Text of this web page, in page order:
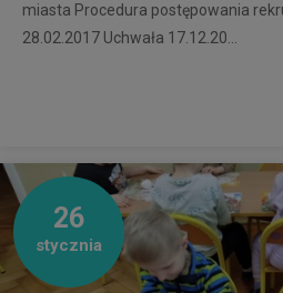
miasta Procedura postępowania
28.02.2017 Uchwała 17.12.20...
26
stycznia